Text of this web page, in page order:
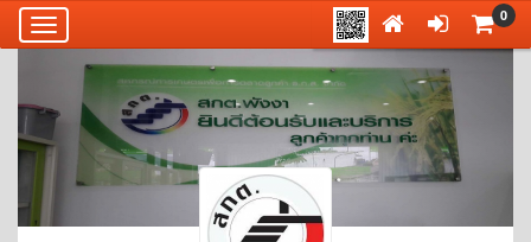
0
Toggle
navigation